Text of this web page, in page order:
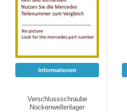
Informationen
Verschlussschraube
Nockenwellenlager